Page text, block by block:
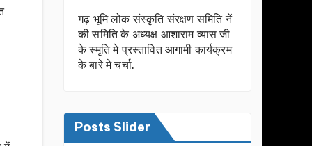
गढ़ भूमि लोक संस्कृति संरक्षण समिति नें
की समिति के अध्यक्ष आशाराम व्यास जी
के स्मृति मे प्रस्तावित आगामी कार्यक्रम
के बारे मे चर्चा.
Posts Slider